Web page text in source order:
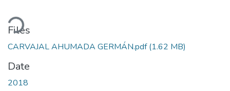
Files
CARVAJAL AHUMADA GERMÁN.pdf(1.62 MB)
Date
2018